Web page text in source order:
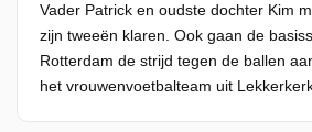
Vader Patrick en oudste dochter Kim
zijn tweeën klaren. Ook gaan de
Rotterdam de strijd tegen de ballen
het vrouwenvoetbalteam uit Lekkerkerk